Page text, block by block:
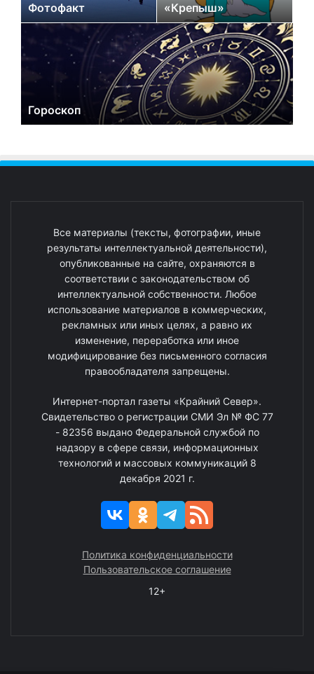
Фотофакт «Крепыш»
Гороскоп
Все материалы (тексты, фотографии, иные
результаты интеллектуальной деятельности),
опубликованные на сайте, охраняются в
соответствии с законодательством об
интеллектуальной собственности. Любое
использование материалов в коммерческих,
рекламных или иных целях, а равно их
изменение, переработка или иное
модифицирование без письменного согласия
правообладателя запрещены.
Интернет-портал газеты «Крайний Север».
Свидетельство о регистрации СМИ Эл № ФС 77
- 82356 выдано Федеральной службой по
надзору в сфере связи, информационных
технологий и массовых коммуникаций 8
декабря 2021 г.
Политика конфиденциальности
Пользовательское соглашение
12+